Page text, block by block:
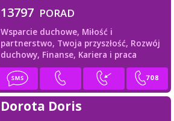
13797 PORAD
Wsparcie duchowe, Miłość i
partnerstwo, Twoja przyszłość, Rozwój
duchowy, Finanse, Kariera i praca
Dorota Doris